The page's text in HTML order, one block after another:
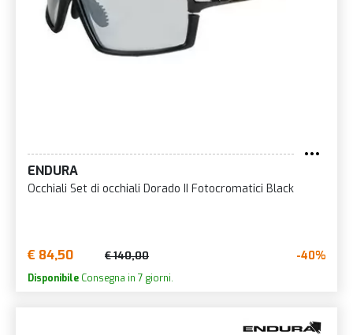
ENDURA
Occhiali Set di occhiali Dorado II Fotocromatici Black
€ 84,50 € 140,00 -40%
Disponibile Consegna in 7 giorni.